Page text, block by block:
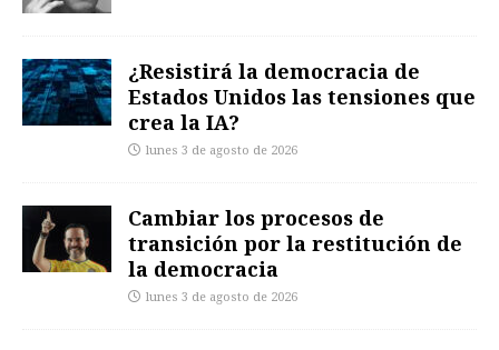
¿Resistirá la democracia de
Estados Unidos las tensiones que
crea la IA?
lunes 3 de agosto de 2026
Cambiar los procesos de
transición por la restitución de
la democracia
lunes 3 de agosto de 2026